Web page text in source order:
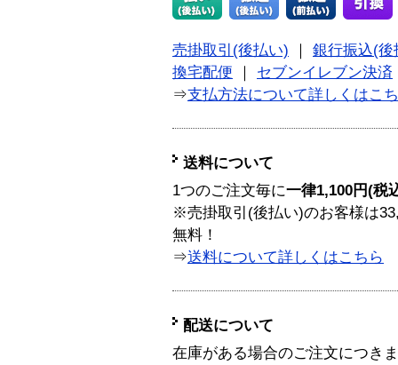
売掛取引(後払い) ｜ 銀行振込(後
換宅配便 ｜ セブンイレブン決済
⇒支払方法について詳しくはこ
送料について
1つのご注文毎に一律1,100円(税
※売掛取引(後払い)のお客様は
無料！
⇒送料について詳しくはこちら
配送について
在庫がある場合のご注文につき